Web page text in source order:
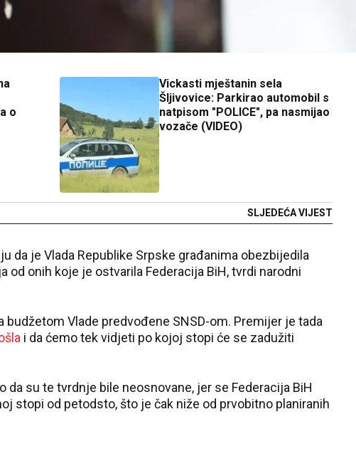
o
Vickasti mještanin sela
Šljivovice: Parkirao automobil s
natpisom "POLICE", pa nasmijao
vozače (VIDEO)
SLJEDEĆA VIJEST
da je Vlada Republike Srpske građanima obezbijedila
od onih koje je ostvarila Federacija BiH, tvrdi narodni
Vlade predvođene SNSD-om. Premijer je tada
i da ćemo tek vidjeti po kojoj stopi će se zadužiti
da su te tvrdnje bile neosnovane, jer se Federacija BiH
stopi od petodsto, što je čak niže od prvobitno planiranih